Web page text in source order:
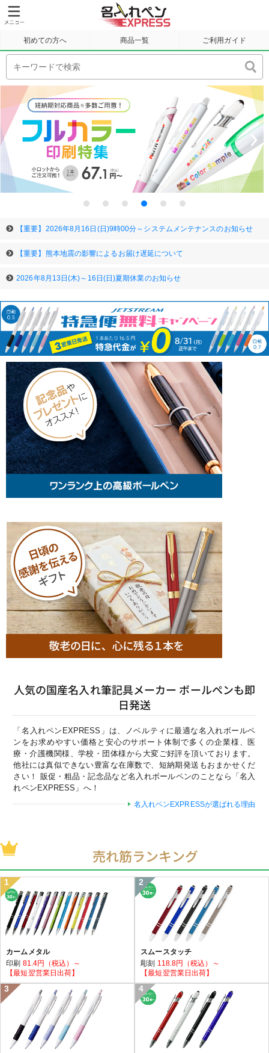
初めての方へ 商品一覧 ご利用ガイド
Previous Next
1 2 3 4 5 6
【重要】2026年8月16日(日)9時00分～システムメンテナンスのお知らせ
【重要】熊本地震の影響によるお届け遅延について
2026年8月13日(木)～16日(日)夏期休業のお知らせ
人気の国産名入れ筆記具メーカー ボールペンも即
日発送
「名入れペンEXPRESS」は、ノベルティに最適な名入れボールペ
ンをお求めやすい価格と安心のサポート体制で多くの企業様、医
療・介護機関様、学校・団体様から大変ご好評を頂いております。
他社には真似できない豊富な在庫数で、短納期発送もおまかせくだ
さい！ 販促・粗品・記念品など名入れボールペンのことなら「名入
れペンEXPRESS」へ！
名入れペンEXPRESSが選ばれる理由
売れ筋ランキング
カームメタル
印刷 81.4円（税込）～
【最短翌営業日出荷】
スムースタッチ
彫刻 118.8円（税込）～
【最短翌営業日出荷】